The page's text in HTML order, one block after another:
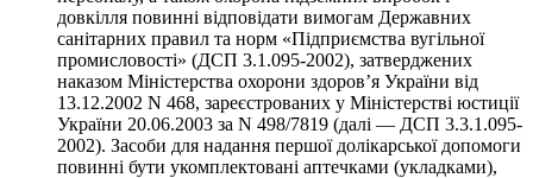
довкілля повинні відповідати вимогам Державних
санітарних правил та норм «Підприємства вугільної
промисловості» (ДСП 3.1.095-2002), затверджених
наказом Міністерства охорони здоров’я України від
13.12.2002 N 468, зареєстрованих у Міністерстві юстиції
України 20.06.2003 за N 498/7819 (далі — ДСП 3.3.1.095-
2002). Засоби для надання першої долікарської допомоги
повинні бути укомплектовані аптечками (укладками),